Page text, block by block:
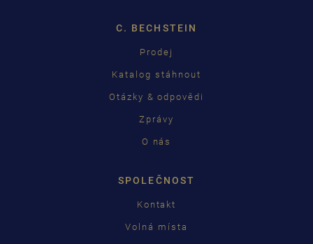
C. BECHSTEIN
Prodej
Katalog stáhnout
Otázky & odpovědi
Zprávy
O nás
SPOLEČNOST
Kontakt
Volná místa